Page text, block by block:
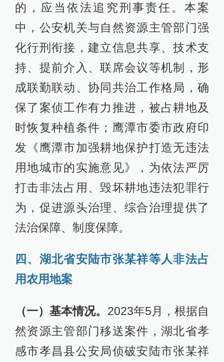
的，应当依法追究刑事责任。本案
中，公安机关与自然资源主管部门强
化行刑衔接，建立信息共享、技术支
持、提前介入、联席会议等机制，形
成联勤联动、协同共治工作格局，确
保了案侦工作有力推进，被占耕地及
时恢复种植条件；鹰潭市委市政府印
发《鹰潭市加强耕地保护打造无违法
用地城市的实施意见》，为依法严厉
打击非法占用、毁坏耕地违法犯罪行
为，促进源头治理、综合治理提供了
法治保障、制度保障。
四、湖北省安陆市张某祥等人非法占
用农用地案
（一）基本情况。 2023年5月，根据自
然资源主管部门移送案件，湖北省孝
感市孝昌县公安局侦破安陆市张某祥